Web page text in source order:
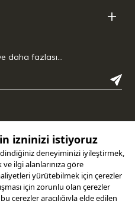
daha uzun süre korur.
daha fazlası…